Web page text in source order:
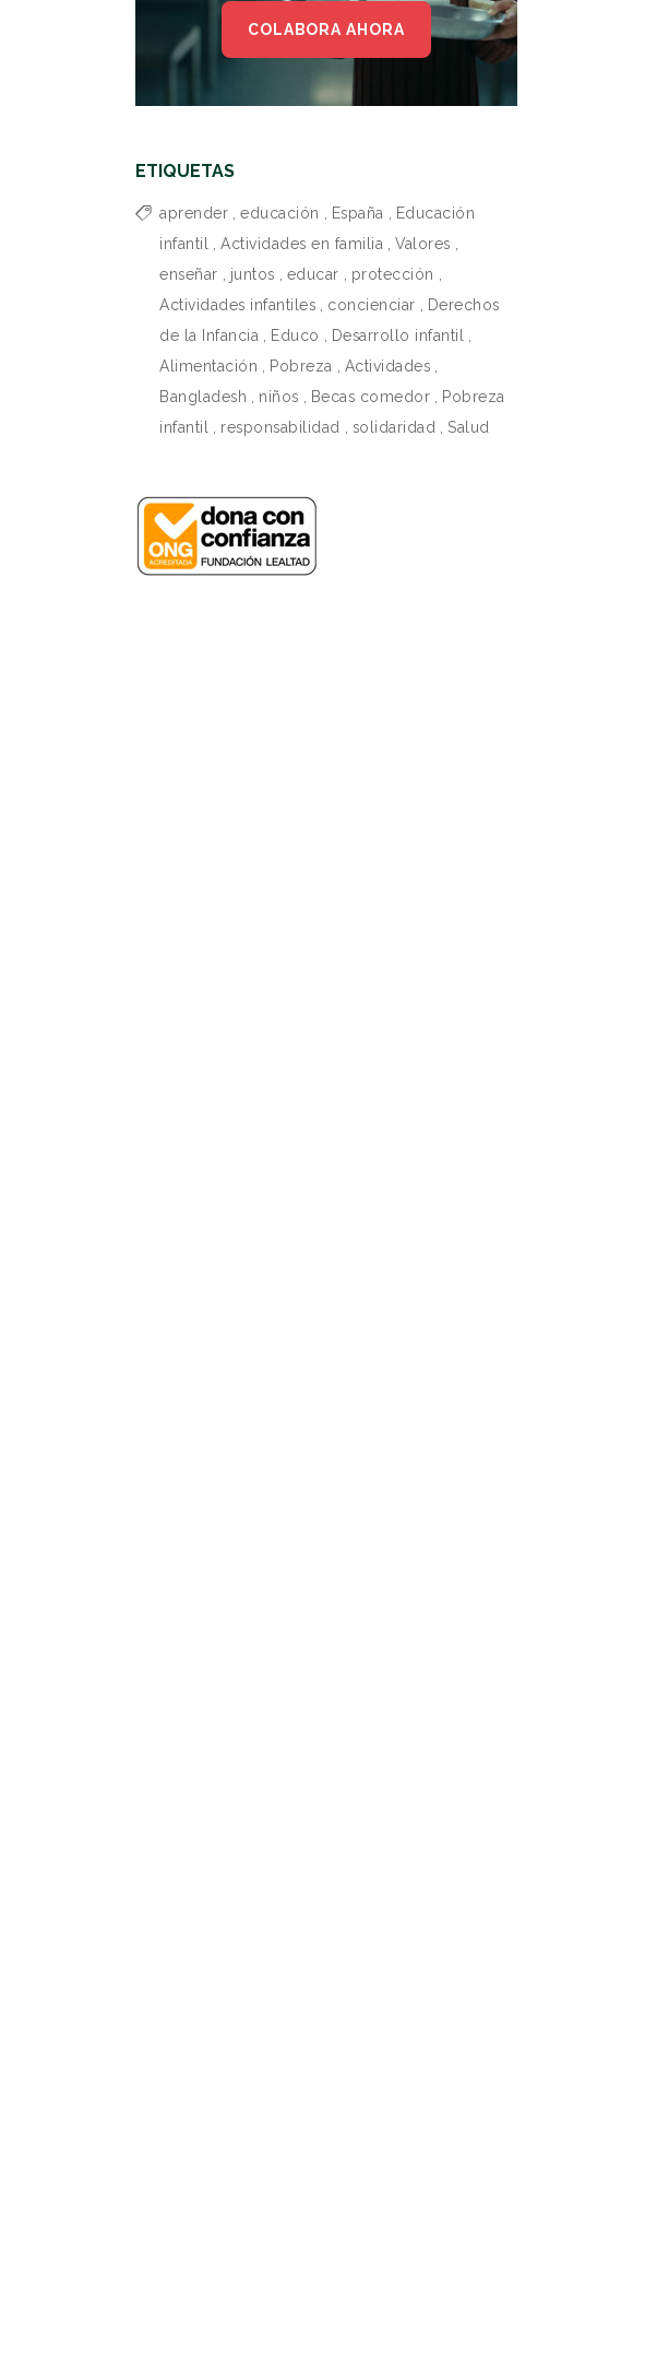
COLABORA AHORA
ETIQUETAS
aprender educación España
Educación
infantil
Actividades en familia Valores
enseñar
juntos educar protección
Actividades infantiles
concienciar
Derechos
de la Infancia
Educo Desarrollo infantil
Alimentación
Pobreza Actividades
Bangladesh
niños Becas comedor
Pobreza
infantil
responsabilidad solidaridad Salud